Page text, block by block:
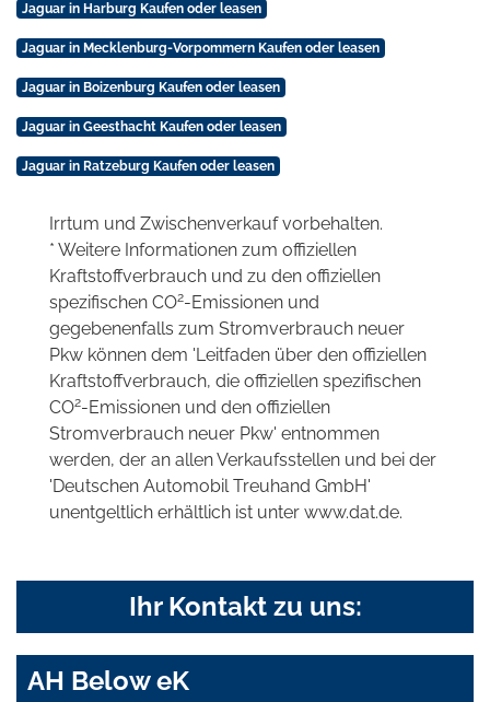
Jaguar in Harburg Kaufen oder leasen
Jaguar in Mecklenburg-Vorpommern Kaufen oder leasen
Jaguar in Boizenburg Kaufen oder leasen
Jaguar in Geesthacht Kaufen oder leasen
Jaguar in Ratzeburg Kaufen oder leasen
Irrtum und Zwischenverkauf vorbehalten.
* Weitere Informationen zum offiziellen
Kraftstoffverbrauch und zu den offiziellen
spezifischen CO2-Emissionen und
gegebenenfalls zum Stromverbrauch neuer
Pkw können dem 'Leitfaden über den offiziellen
Kraftstoffverbrauch, die offiziellen spezifischen
CO2-Emissionen und den offiziellen
Stromverbrauch neuer Pkw' entnommen
werden, der an allen Verkaufsstellen und bei der
'Deutschen Automobil Treuhand GmbH'
unentgeltlich erhältlich ist unter www.dat.de.
Ihr Kontakt zu uns:
AH Below eK